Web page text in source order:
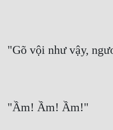
"Gõ vội như vậy,
"Ầm! Ầm! Ầm!"